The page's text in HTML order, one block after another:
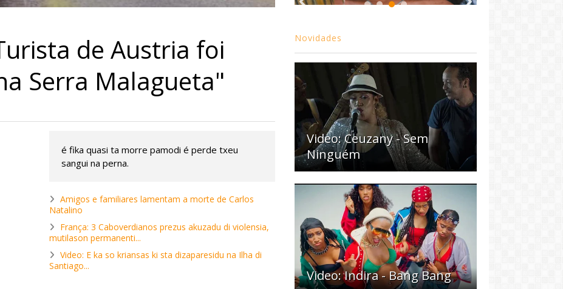
de Austria foi
Serra Malagueta"
é fika quasi ta morre pamodi é perde txeu
sangui na perna.
Amigos e familiares lamentam a morte de Carlos
Natalino
França: 3 Caboverdianos prezus akuzadu di violensia,
mutilason permanenti...
Video: E ka so kriansas ki sta dizaparesidu na Ilha di
Santiago...
Novidades
Video: Ceuzany - Sem
Ninguém
Video: Indira - Bang Bang